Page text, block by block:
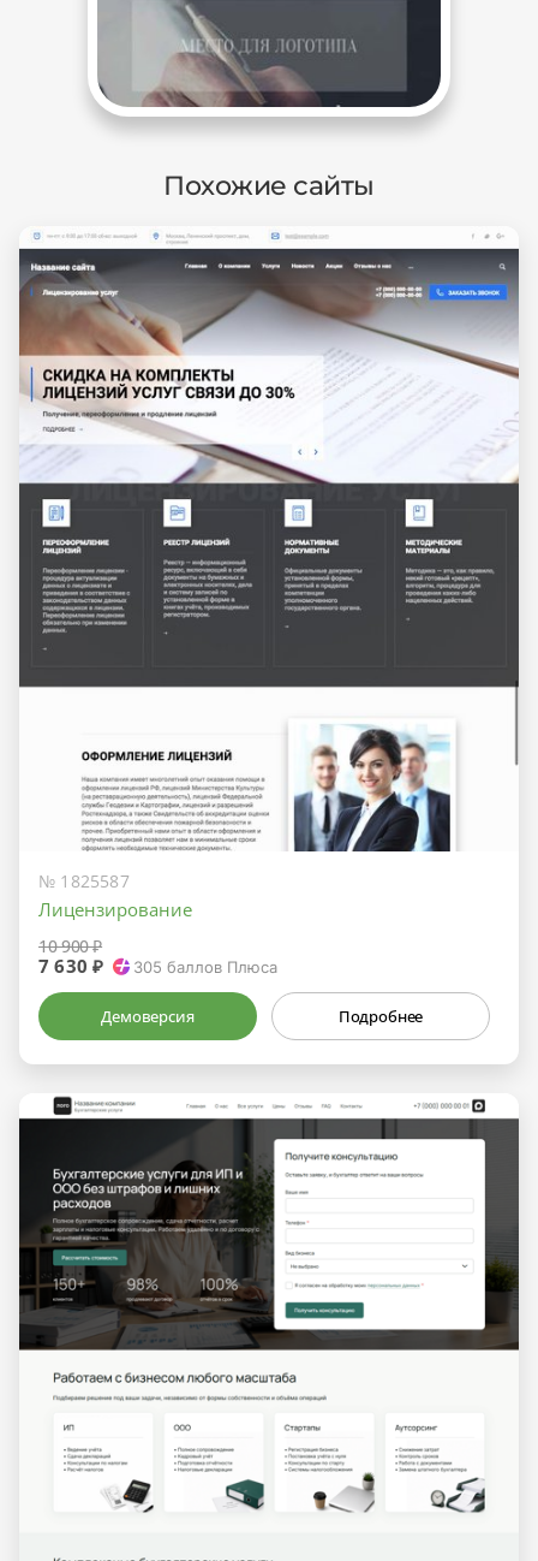
Похожие сайты
№ 1825587
Лицензирование
10 900 ₽
7 630 ₽ 305 баллов Плюса
Демоверсия Подробнее